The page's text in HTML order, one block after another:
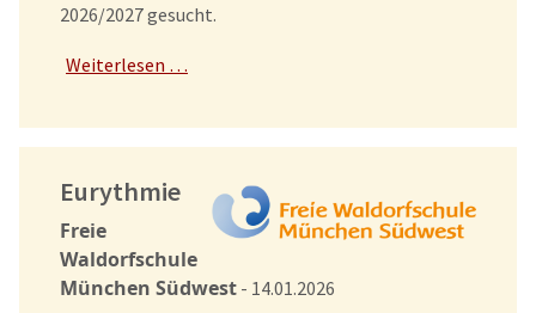
2026/2027 gesucht.
Weiterlesen …
Eurythmie
Freie
Waldorfschule
München Südwest - 14.01.2026